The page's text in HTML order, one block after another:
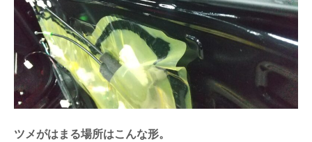
ツメがはまる場所はこんな形。